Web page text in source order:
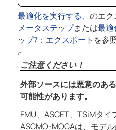
最適化を実行する、のエ
メータステップまたは最適
ップ7：エクスポート を参
ご注意ください！
外部ソースには悪意のあ
可能性があります。
FMU、ASCET、TSiMタイ
ASCMO-MOCAは、モデ